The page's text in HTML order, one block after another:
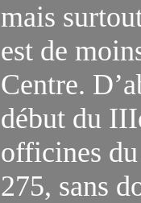
mais
est de
Centre.
début du
officines
275, sans